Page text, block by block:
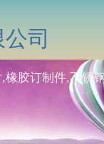
司
胶订制件,不锈